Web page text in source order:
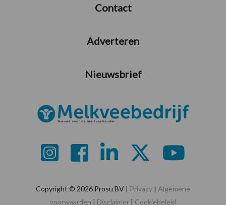
Contact
Adverteren
Nieuwsbrief
Copyright © 2026 Prosu BV | Privacy | Algemene
voorwaarden | Disclaimer | Cookiebeleid